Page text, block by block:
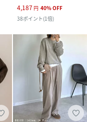
4,187 円 40%OFF
38ポイント(1倍)